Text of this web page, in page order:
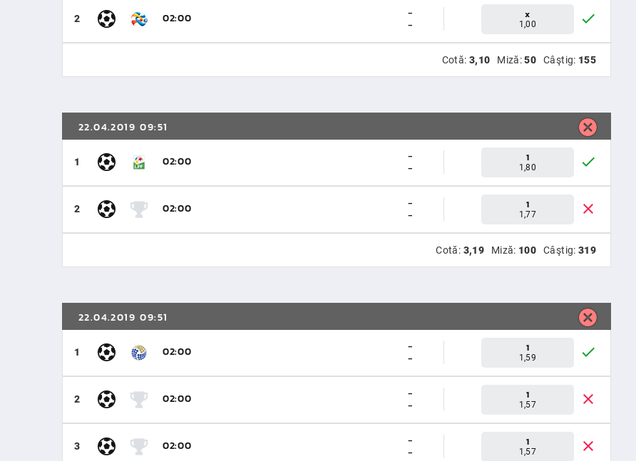
2 02:00
-
-
x
1,00
Cotă: 3,10 Miză:50 Câştig: 155
22.04.2019 09:51
1 02:00
-
-
1
1,80
2 02:00
-
-
1
1,77
Cotă: 3,19 Miză: 100 Câştig: 319
22.04.2019 09:51
1 02:00
-
-
1
1,59
2 02:00
-
-
1
1,57
3 02:00
-
-
1
1,57